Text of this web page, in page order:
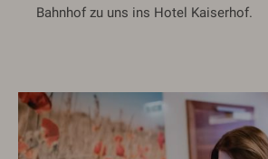
Bahnhof zu uns ins Hotel Kaiserhof.